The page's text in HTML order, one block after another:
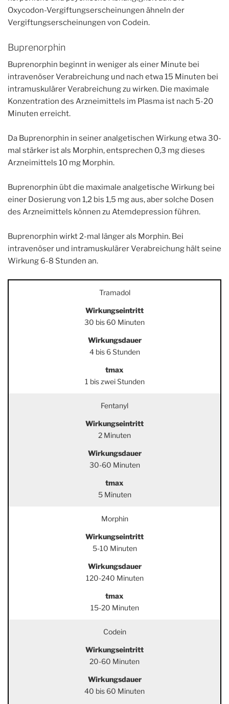
Oxycodon-Vergiftungserscheinungen ähneln der
Vergiftungserscheinungen von Codein.
Buprenorphin
Buprenorphin beginnt in weniger als einer Minute bei
intravenöser Verabreichung und nach etwa 15 Minuten bei
intramuskulärer Verabreichung zu wirken. Die maximale
Konzentration des Arzneimittels im Plasma ist nach 5-20
Minuten erreicht.
Da Buprenorphin in seiner analgetischen Wirkung etwa 30-
mal stärker ist als Morphin, entsprechen 0,3 mg dieses
Arzneimittels 10 mg Morphin.
Buprenorphin übt die maximale analgetische Wirkung bei
einer Dosierung von 1,2 bis 1,5 mg aus, aber solche Dosen
des Arzneimittels können zu Atemdepression führen.
Buprenorphin wirkt 2-mal länger als Morphin. Bei
intravenöser und intramuskulärer Verabreichung hält seine
Wirkung 6-8 Stunden an.
Tramadol
Wirkungseintritt
30 bis 60 Minuten
Wirkungsdauer
4 bis 6 Stunden
tmax
1 bis zwei Stunden
Fentanyl
Wirkungseintritt
2 Minuten
Wirkungsdauer
30-60 Minuten
tmax
5 Minuten
Morphin
Wirkungseintritt
5-10 Minuten
Wirkungsdauer
120-240 Minuten
tmax
15-20 Minuten
Codein
Wirkungseintritt
20-60 Minuten
Wirkungsdauer
40 bis 60 Minuten